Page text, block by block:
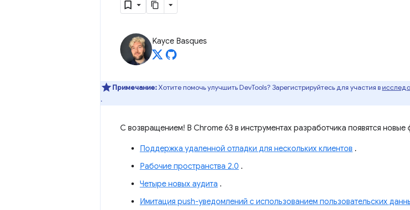
Kayce Basques
Примечание:Хотите помочь улучшить DevTools? Зарегистрируйтесь для участия в
.
С возвращением! В Chrome 63 в инструментах разработчика появятся новые
Поддержка удаленной отладки для нескольких клиентов .
Рабочие пространства 2.0 .
Четыре новых аудита .
Имитация push-уведомлений с использованием пользовательских